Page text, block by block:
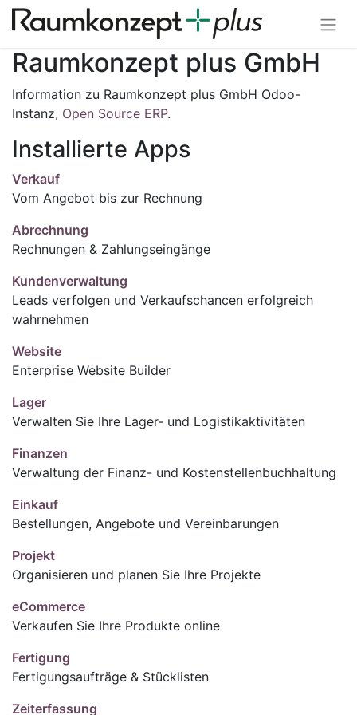
Raumkonzept plus GmbH
Information zu Raumkonzept plus GmbH Odoo-
Instanz, Open Source ERP.
Installierte Apps
Verkauf
Vom Angebot bis zur Rechnung
Abrechnung
Rechnungen & Zahlungseingänge
Kundenverwaltung
Leads verfolgen und Verkaufschancen erfolgreich
wahrnehmen
Website
Enterprise Website Builder
Lager
Verwalten Sie Ihre Lager- und Logistikaktivitäten
Finanzen
Verwaltung der Finanz- und Kostenstellenbuchhaltung
Einkauf
Bestellungen, Angebote und Vereinbarungen
Projekt
Organisieren und planen Sie Ihre Projekte
eCommerce
Verkaufen Sie Ihre Produkte online
Fertigung
Fertigungsaufträge & Stücklisten
Zeiterfassung